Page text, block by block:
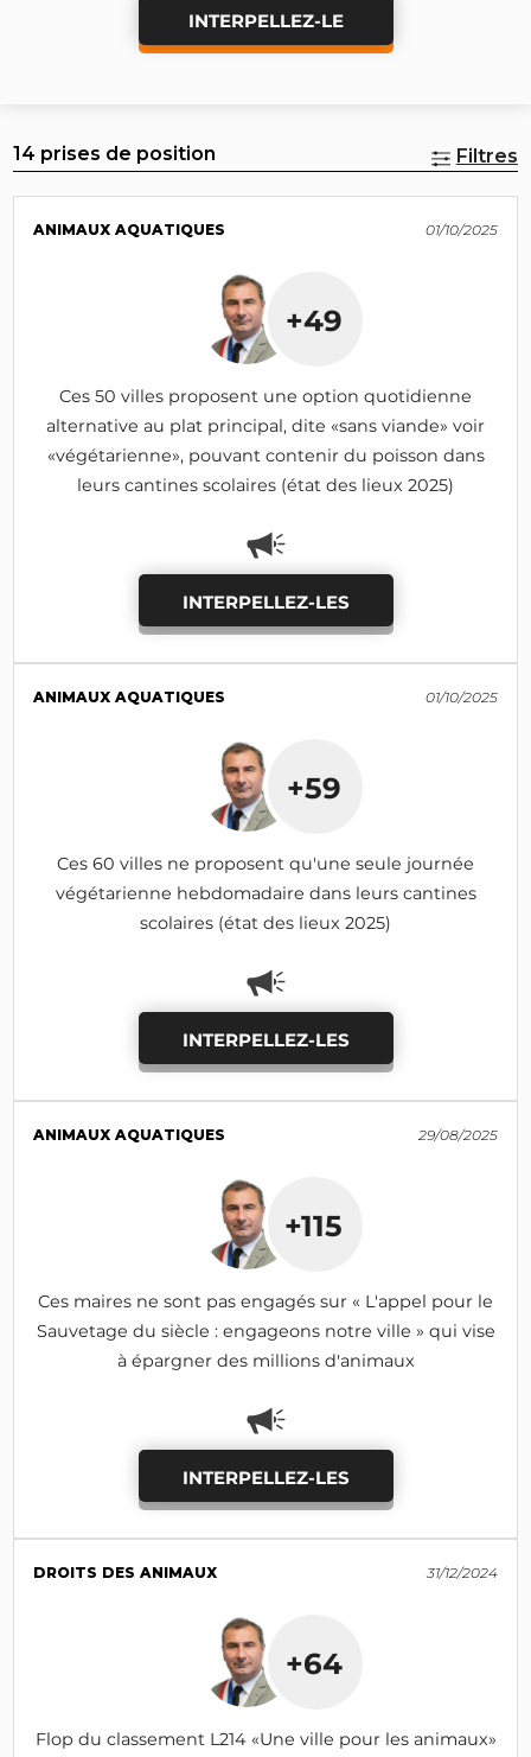
INTERPELLEZ-LE
14 prises de position Filtres
ANIMAUX AQUATIQUES 01/10/2025
+49
Ces 50 villes proposent une option quotidienne
alternative au plat principal, dite «sans viande» voir
«végétarienne», pouvant contenir du poisson dans
leurs cantines scolaires (état des lieux 2025)
INTERPELLEZ-LES
ANIMAUX AQUATIQUES 01/10/2025
+59
Ces 60 villes ne proposent qu'une seule journée
végétarienne hebdomadaire dans leurs cantines
scolaires (état des lieux 2025)
INTERPELLEZ-LES
ANIMAUX AQUATIQUES 29/08/2025
+115
Ces maires ne sont pas engagés sur « L'appel pour le
Sauvetage du siècle : engageons notre ville » qui vise
à épargner des millions d'animaux
INTERPELLEZ-LES
DROITS DES ANIMAUX 31/12/2024
+64
Flop du classement L214 «Une ville pour les animaux»